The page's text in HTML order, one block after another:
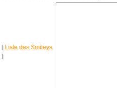
[ Liste des Smileys
]